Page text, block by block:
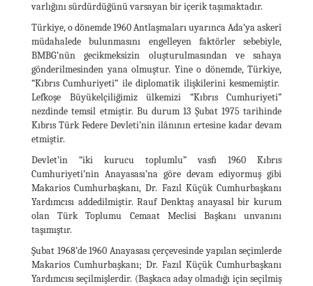
varlığını sürdürdüğünü varsayan bir içerik taşımaktadır.
Türkiye, o dönemde 1960 Antlaşmaları uyarınca Ada’ya askerî
müdahalede bulunmasını engelleyen faktörler sebebiyle,
BMBG’nün gecikmeksizin oluşturulmasından ve sahaya
gönderilmesinden yana olmuştur. Yine o dönemde, Türkiye,
“Kıbrıs Cumhuriyeti” ile diplomatik ilişkilerini kesmemiştir.
Lefkoşe Büyükelçiliğimiz ülkemizi “Kıbrıs Cumhuriyeti”
nezdinde temsil etmiştir. Bu durum 13 Şubat 1975 tarihinde
Kıbrıs Türk Federe Devleti’nin ilânının ertesine kadar devam
etmiştir.
Devlet’in “iki kurucu toplumlu” vasfı 1960 Kıbrıs
Cumhuriyeti’nin Anayasası’na göre devam ediyormuş gibi
Makarios Cumhurbaşkanı, Dr. Fazıl Küçük Cumhurbaşkanı
Yardımcısı addedilmiştir. Rauf Denktaş anayasal bir kurum
olan Türk Toplumu Cemaat Meclisi Başkanı unvanını
taşımıştır.
Şubat 1968’de 1960 Anayasası çerçevesinde yapılan seçimlerde
Makarios Cumhurbaşkanı; Dr. Fazıl Küçük Cumhurbaşkanı
Yardımcısı seçilmişlerdir. (Başkaca aday olmadığı için seçilmiş